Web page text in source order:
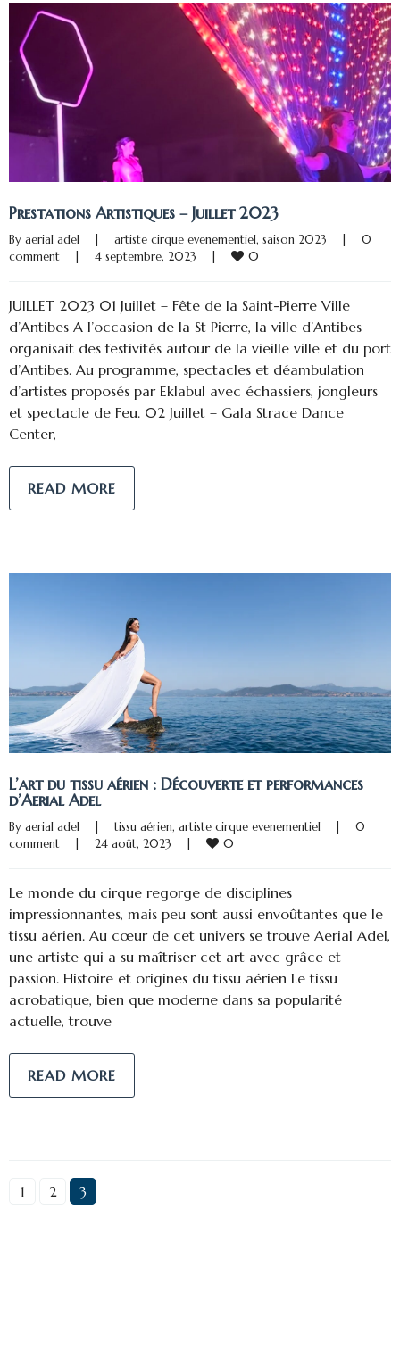
Prestations Artistiques – Juillet 2023
By aerial adel artiste cirque evenementiel, saison 2023
0
comment
4 septembre, 2023 0
JUILLET 2023 01 Juillet – Fête de la Saint-Pierre Ville
d’Antibes A l’occasion de la St Pierre, la ville d’Antibes
organisait des festivités autour de la vieille ville et du port
d’Antibes. Au programme, spectacles et déambulation
d’artistes proposés par Eklabul avec échassiers, jongleurs
et spectacle de Feu. 02 Juillet – Gala Strace Dance
Center,
READ MORE
L’art du tissu aérien : Découverte et performances
d’Aerial Adel
By aerial adel tissu aérien, artiste cirque evenementiel
0
comment
24 août, 2023 0
Le monde du cirque regorge de disciplines
impressionnantes, mais peu sont aussi envoûtantes que le
tissu aérien. Au cœur de cet univers se trouve Aerial Adel,
une artiste qui a su maîtriser cet art avec grâce et
passion. Histoire et origines du tissu aérien Le tissu
acrobatique, bien que moderne dans sa popularité
actuelle, trouve
READ MORE
1 2 3